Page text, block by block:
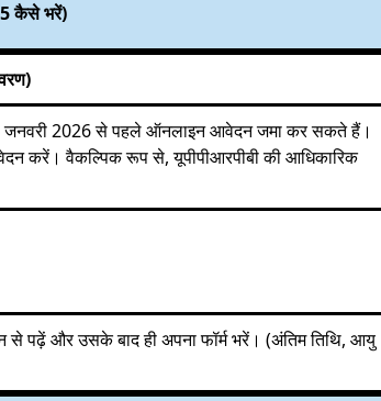
कैसे भरें)
जनवरी 2026 से पहले ऑनलाइन आवेदन जमा कर सकते हैं।
करें। वैकल्पिक रूप से, यूपीपीआरपीबी की आधिकारिक
से पढ़ें और उसके बाद ही अपना फॉर्म भरें। (अंतिम तिथि, आयु